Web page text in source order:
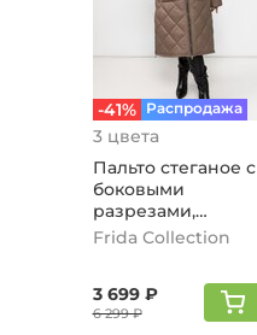
-41% Распродажа
3 цвета
Пальто стеганое с
боковыми
разрезами,
коричневый
Frida Collection
3 699 ₽
6 299 ₽